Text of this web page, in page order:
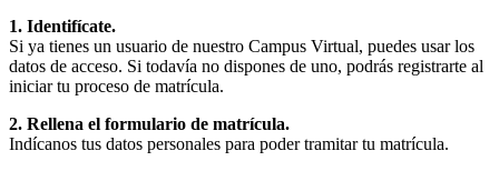
1. Identifícate.
Si ya tienes un usuario de nuestro Campus Virtual, puedes usar los
datos de acceso. Si todavía no dispones de uno, podrás registrarte al
iniciar tu proceso de matrícula.
2. Rellena el formulario de matrícula.
Indícanos tus datos personales para poder tramitar tu matrícula.